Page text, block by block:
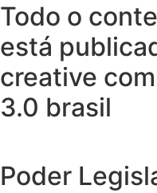
Todo o
está
creative
3.0 brasil
Poder